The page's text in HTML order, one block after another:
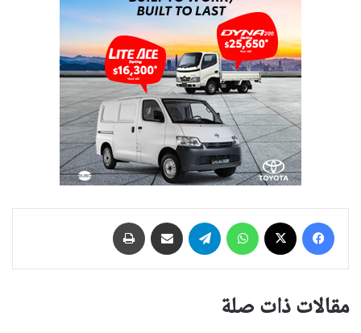
فيسبوك واتساب تيلقرام مشاركة عبر البريد
مقالات ذات صلة